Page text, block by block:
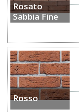
Rosato
Sabbia Fine
Rosso